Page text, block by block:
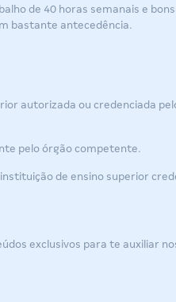
de 40 horas semanais e
bastante antecedência.
autorizada ou credenciada
pelo órgão competente.
de ensino superior
exclusivos para te auxiliar